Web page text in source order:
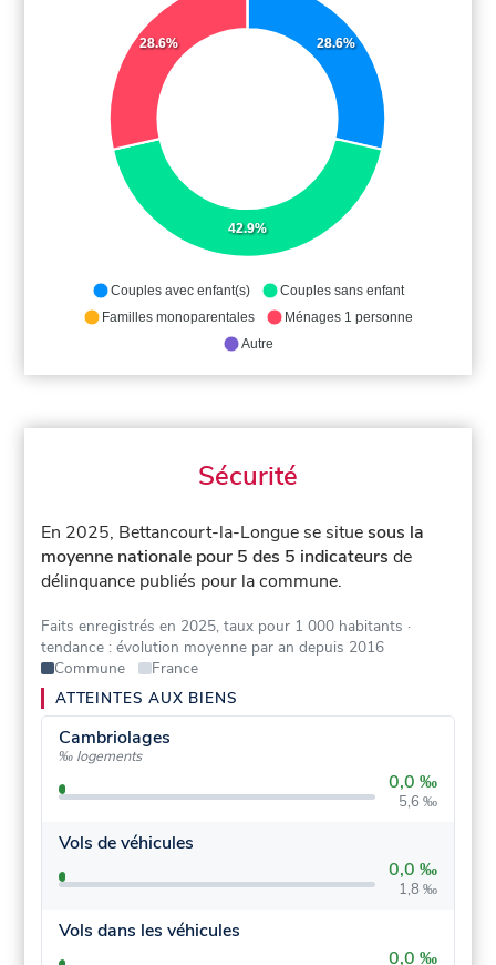
28.6%
42.9%
28.6%
Couples avec enfant(s)
Couples sans enfant
Familles monoparentales
Ménages 1 personne
Autre
Sécurité
En 2025, Bettancourt-la-Longue se situesous la
moyenne nationale pour 5 des 5 indicateurs de
délinquance publiés pour la commune.
Faits enregistrés en 2025, taux pour 1 000 habitants ·
tendance : évolution moyenne par an depuis 2016
Commune
France
ATTEINTES AUX BIENS
Cambriolages
‰ logements
0,0 ‰
5,6 ‰
Vols de véhicules
0,0 ‰
1,8 ‰
Vols dans les véhicules
0,0 ‰